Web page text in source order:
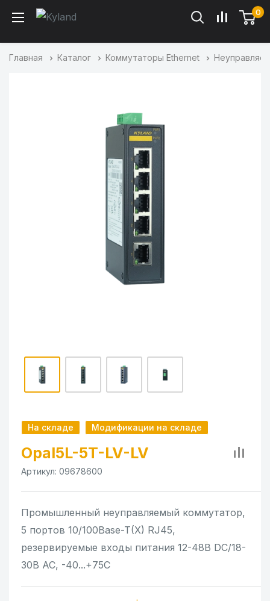
0
Главная Каталог Коммутаторы Ethernet
На складе Модификации на складе
Opal5L-5T-LV-LV
Артикул: 09678600
Промышленный неуправляемый коммутатор,
5 портов 10/100Base-T(X) RJ45,
резервируемые входы питания 12-48В DC/18-
30В AC, -40...+75C